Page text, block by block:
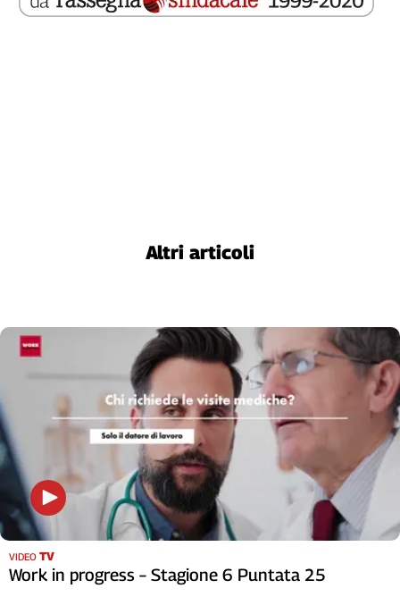
It
Easy
InFlai
Le
trasmissioni
tv
Work
in
Altri articoli
VIDEO TV
Work in progress – Stagione 6 Puntata 25